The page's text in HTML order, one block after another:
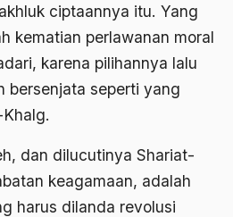
ciptaannya itu. Yang
kematian perlawanan moral
karena pilihannya lalu
bersenjata seperti yang
dan dilucutinya Shariat-
keagamaan, adalah
harus dilanda revolusi